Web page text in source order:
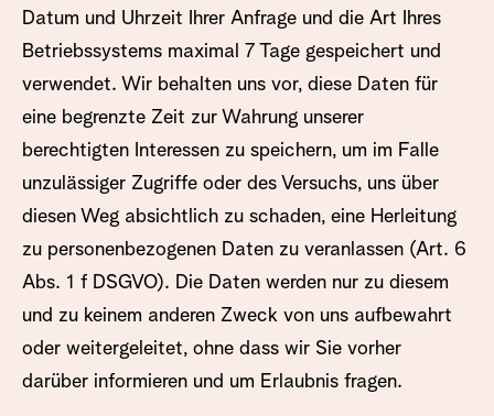
Datum und Uhrzeit Ihrer Anfrage und die Art Ihres
Betriebssystems maximal 7 Tage gespeichert und
verwendet. Wir behalten uns vor, diese Daten für
eine begrenzte Zeit zur Wahrung unserer
berechtigten Interessen zu speichern, um im Falle
unzulässiger Zugriffe oder des Versuchs, uns über
diesen Weg absichtlich zu schaden, eine Herleitung
zu personenbezogenen Daten zu veranlassen (Art. 6
Abs. 1 f DSGVO). Die Daten werden nur zu diesem
und zu keinem anderen Zweck von uns aufbewahrt
oder weitergeleitet, ohne dass wir Sie vorher
darüber informieren und um Erlaubnis fragen.